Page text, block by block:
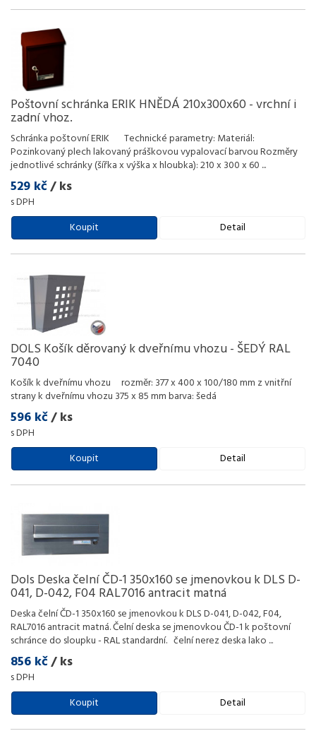
Poštovní schránka ERIK HNĚDÁ 210x300x60 - vrchní i
zadní vhoz.
Schránka poštovní ERIK Technické parametry: Materiál:
Pozinkovaný plech lakovaný práškovou vypalovací barvou Rozměry
jednotlivé schránky (šířka x výška x hloubka): 210 x 300 x 60 ...
529 kč/ ks
s DPH
Koupit
Detail
DOLS Košík děrovaný k dveřnímu vhozu - ŠEDÝ RAL
7040
Košík k dveřnímu vhozu rozměr: 377 x 400 x 100/180 mm z vnitřní
strany k dveřnímu vhozu 375 x 85 mm barva: šedá
596 kč/ ks
s DPH
Koupit
Detail
Dols Deska čelní ČD-1 350x160 se jmenovkou k DLS D-
041, D-042, F04 RAL7016 antracit matná
Deska čelní ČD-1 350x160 se jmenovkou k DLS D-041, D-042, F04,
RAL7016 antracit matná. Čelní deska se jmenovkou ČD-1 k poštovní
schránce do sloupku - RAL standardní. čelní nerez deska lako ...
856 kč/ ks
s DPH
Koupit
Detail